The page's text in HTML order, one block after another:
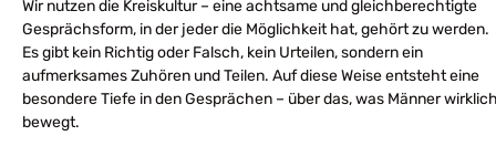
Wir nutzen die Kreiskultur – eine achtsame und gleichberechtigte
Gesprächsform, in der jeder die Möglichkeit hat, gehört zu werden.
Es gibt kein Richtig oder Falsch, kein Urteilen, sondern ein
aufmerksames Zuhören und Teilen. Auf diese Weise entsteht eine
besondere Tiefe in den Gesprächen – über das, was Männer
bewegt.